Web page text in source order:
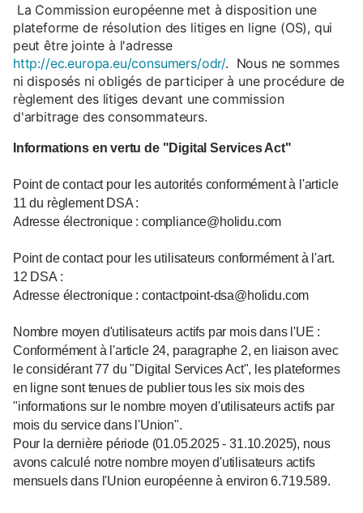
La Commission européenne met à disposition une
plateforme de résolution des litiges en ligne (OS), qui
peut être jointe à l'adresse
http://ec.europa.eu/consumers/odr/. Nous ne sommes
ni disposés ni obligés de participer à une procédure de
règlement des litiges devant une commission
d'arbitrage des consommateurs.
Informations en vertu de "Digital Services Act"
Point de contact pour les autorités conformément à l'article
11 du règlement DSA :
Adresse électronique : compliance@holidu.com
Point de contact pour les utilisateurs conformément à l'art.
12 DSA :
Adresse électronique : contactpoint-dsa@holidu.com
Nombre moyen d'utilisateurs actifs par mois dans l'UE :
Conformément à l'article 24, paragraphe 2, en liaison avec
le considérant 77 du "Digital Services Act", les plateformes
en ligne sont tenues de publier tous les six mois des
"informations sur le nombre moyen d'utilisateurs actifs par
mois du service dans l'Union".
Pour la dernière période (01.05.2025 - 31.10.2025), nous
avons calculé notre nombre moyen d'utilisateurs actifs
mensuels dans l'Union européenne à environ 6.719.589.